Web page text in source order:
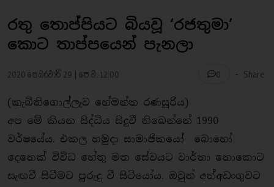
රතු තොප්පියට බියවූ ‘රජතුමා’ ​
කොට තාප්පයෙන් පැනලා
2020 පෙබරවාරි 29 | පෙ.ව. 12:00 0 - Share
(කැබිතිගොල්ලෑව හේමන්ත රණසූරිය)
අප මේ කියන සිද්ධිය සිදුවී තිබෙන්නේ 1990
වර්ෂයේය. එකල හමුදා සාමාජිකයෝ බොහෝ
දෙනෙක් විවිධ හේතු මත සේවයට වාර්තා නොකොට
සැඟවී සිටීමට පුරුදු වී සිටියෝය. ඔවුන් අත්අඩංගුවට